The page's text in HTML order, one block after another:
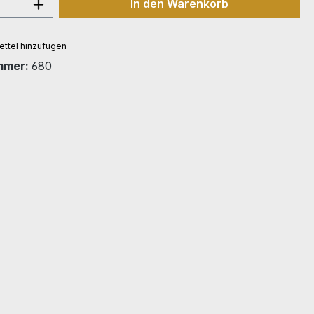
In den Warenkorb
hinzufügen
680